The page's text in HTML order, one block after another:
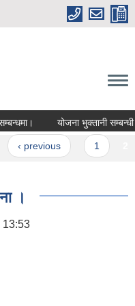
योजना भुक्तानी सम्बन्धी
‹ previous
।
13:53